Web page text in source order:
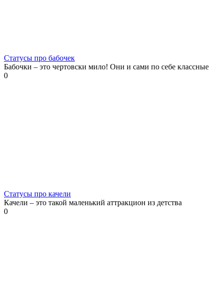
Статусы про бабочек
Бабочки – это чертовски мило! Они и сами по себе классные
0
Статусы про качели
Качели – это такой маленький аттракцион из детства
0